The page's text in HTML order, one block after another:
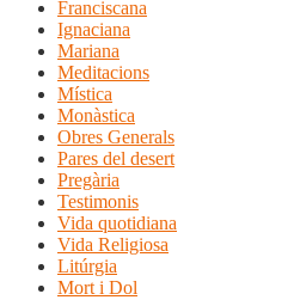
Franciscana
Ignaciana
Mariana
Meditacions
Mística
Monàstica
Obres Generals
Pares del desert
Pregària
Testimonis
Vida quotidiana
Vida Religiosa
Litúrgia
Mort i Dol